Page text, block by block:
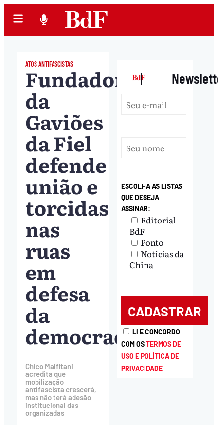
ATOS ANTIFASCISTAS
Fundador
da
Gaviões
da Fiel
defende
união e
torcidas
nas
ruas
em
defesa
da
democracia
Chico Malfitani
acredita que
mobilização
antifascista crescerá,
mas não terá adesão
institucional das
organizadas
|
ESCOLHA AS LISTAS
QUE DESEJA
ASSINAR:
Editorial
BdF
Ponto
Notícias da
China
LI E CONCORDO
COM OSTERMOS DE
USO E POLÍTICA DE
PRIVACIDADE